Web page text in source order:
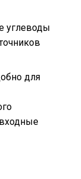
углеводы
для